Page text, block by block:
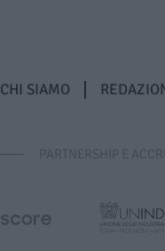
CHI SIAMO
PARTNERSHIP E